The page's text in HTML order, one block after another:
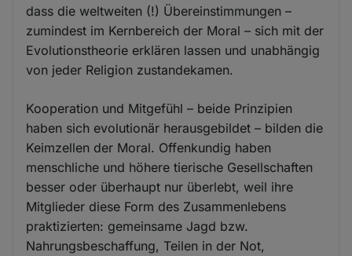
dass die weltweiten (!) Übereinstimmungen –
zumindest im Kernbereich der Moral – sich mit der
Evolutionstheorie erklären lassen und unabhängig
von jeder Religion zustandekamen.
Kooperation und Mitgefühl – beide Prinzipien
haben sich evolutionär herausgebildet – bilden die
Keimzellen der Moral. Offenkundig haben
menschliche und höhere tierische Gesellschaften
besser oder überhaupt nur überlebt, weil ihre
Mitglieder diese Form des Zusammenlebens
praktizierten: gemeinsame Jagd bzw.
Nahrungsbeschaffung, Teilen in der Not,